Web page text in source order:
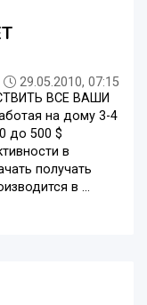
29.05.2010, 07:15
ВСЕ ВАШИ
на дому 3-4
до 500 $
в
получать
в ...